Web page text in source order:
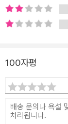
의 중요성을 느끼고
또 이 책에는 모내
에는 논 친구들이 알
여기저기서 논 친구
각의 특성에 따라
게 사계절의 변화
을 것이다. 어린이의 호기심을 채워 주는 저학년 지식 그림책, 스콜라
100자평